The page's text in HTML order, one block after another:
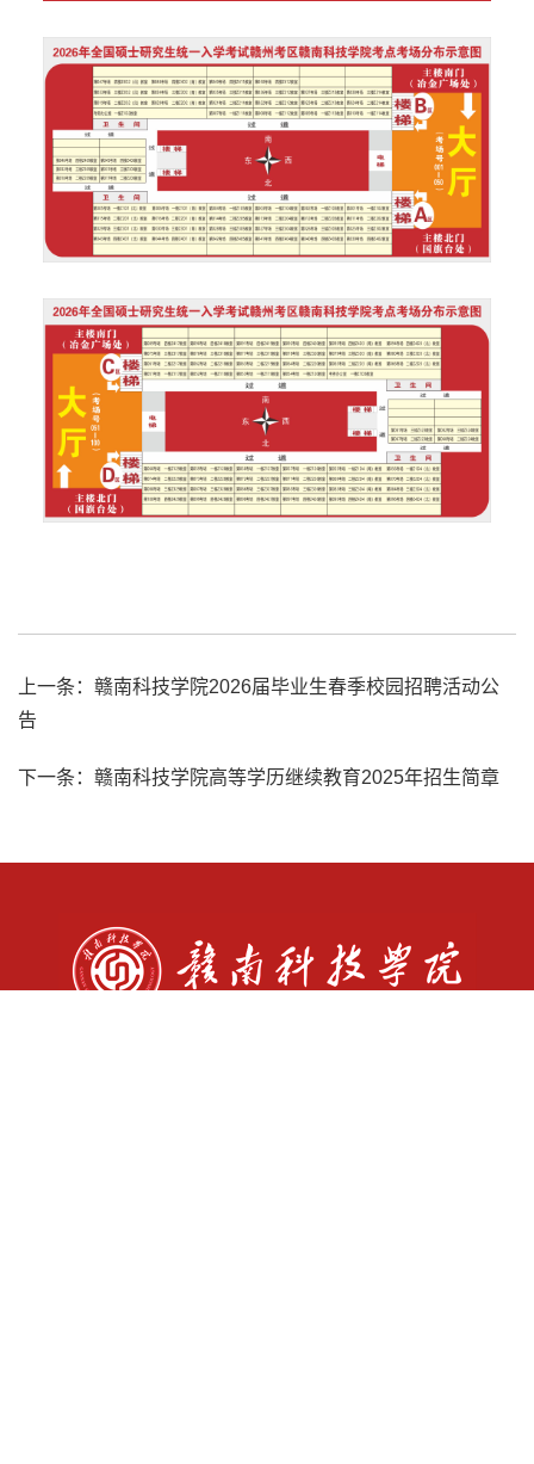
上一条： 赣南科技学院2026届毕业生春季校园招聘活动公
告
下一条： 赣南科技学院高等学历继续教育2025年招生简章